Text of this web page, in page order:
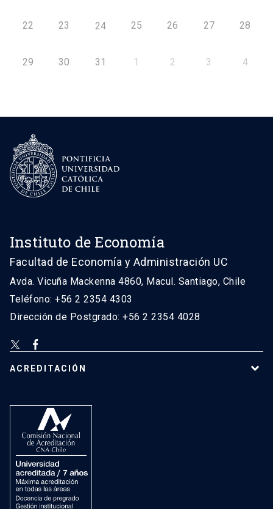
22 23 24 25 26 27 28
29 30 31 1 2 3 4
Instituto de Economía
Facultad de Economía y Administración UC
Avda. Vicuña Mackenna 4860, Macul. Santiago, Chile
Teléfono: +56 2 2354 4303
Dirección de Postgrado: +56 2 2354 4028
ACREDITACIÓN